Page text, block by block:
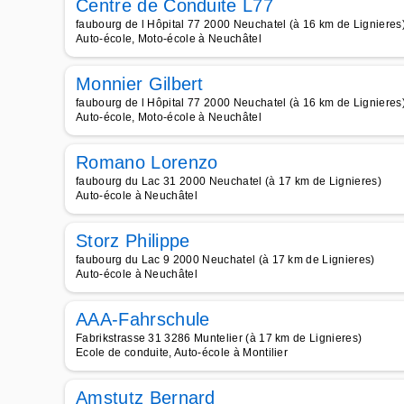
Centre de Conduite L77
faubourg de l Hôpital 77 2000 Neuchatel (à 16 km de
Auto-école, Moto-école à Neuchâtel
Monnier Gilbert
faubourg de l Hôpital 77 2000 Neuchatel (à 16 km de
Auto-école, Moto-école à Neuchâtel
Romano Lorenzo
faubourg du Lac 31 2000 Neuchatel (à 17 km de Lignieres)
Auto-école à Neuchâtel
Storz Philippe
faubourg du Lac 9 2000 Neuchatel (à 17 km de Lignieres)
Auto-école à Neuchâtel
AAA-Fahrschule
Fabrikstrasse 31 3286 Muntelier (à 17 km de Lignieres)
Ecole de conduite, Auto-école à Montilier
Amstutz Bernard